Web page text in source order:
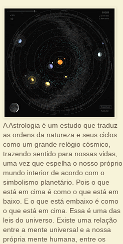
A Astrologia é um estudo que traduz
as ordens da natureza e seus ciclos
como um grande relógio cósmico,
trazendo sentido para nossas vidas,
uma vez que espelha o nosso próprio
mundo interior de acordo com o
simbolismo planetário. Pois o que
está em cima é como o que está em
baixo. E o que está embaixo é como
o que está em cima. Essa é uma das
leis do universo. Existe uma relação
entre a mente universal e a nossa
própria mente humana, entre os